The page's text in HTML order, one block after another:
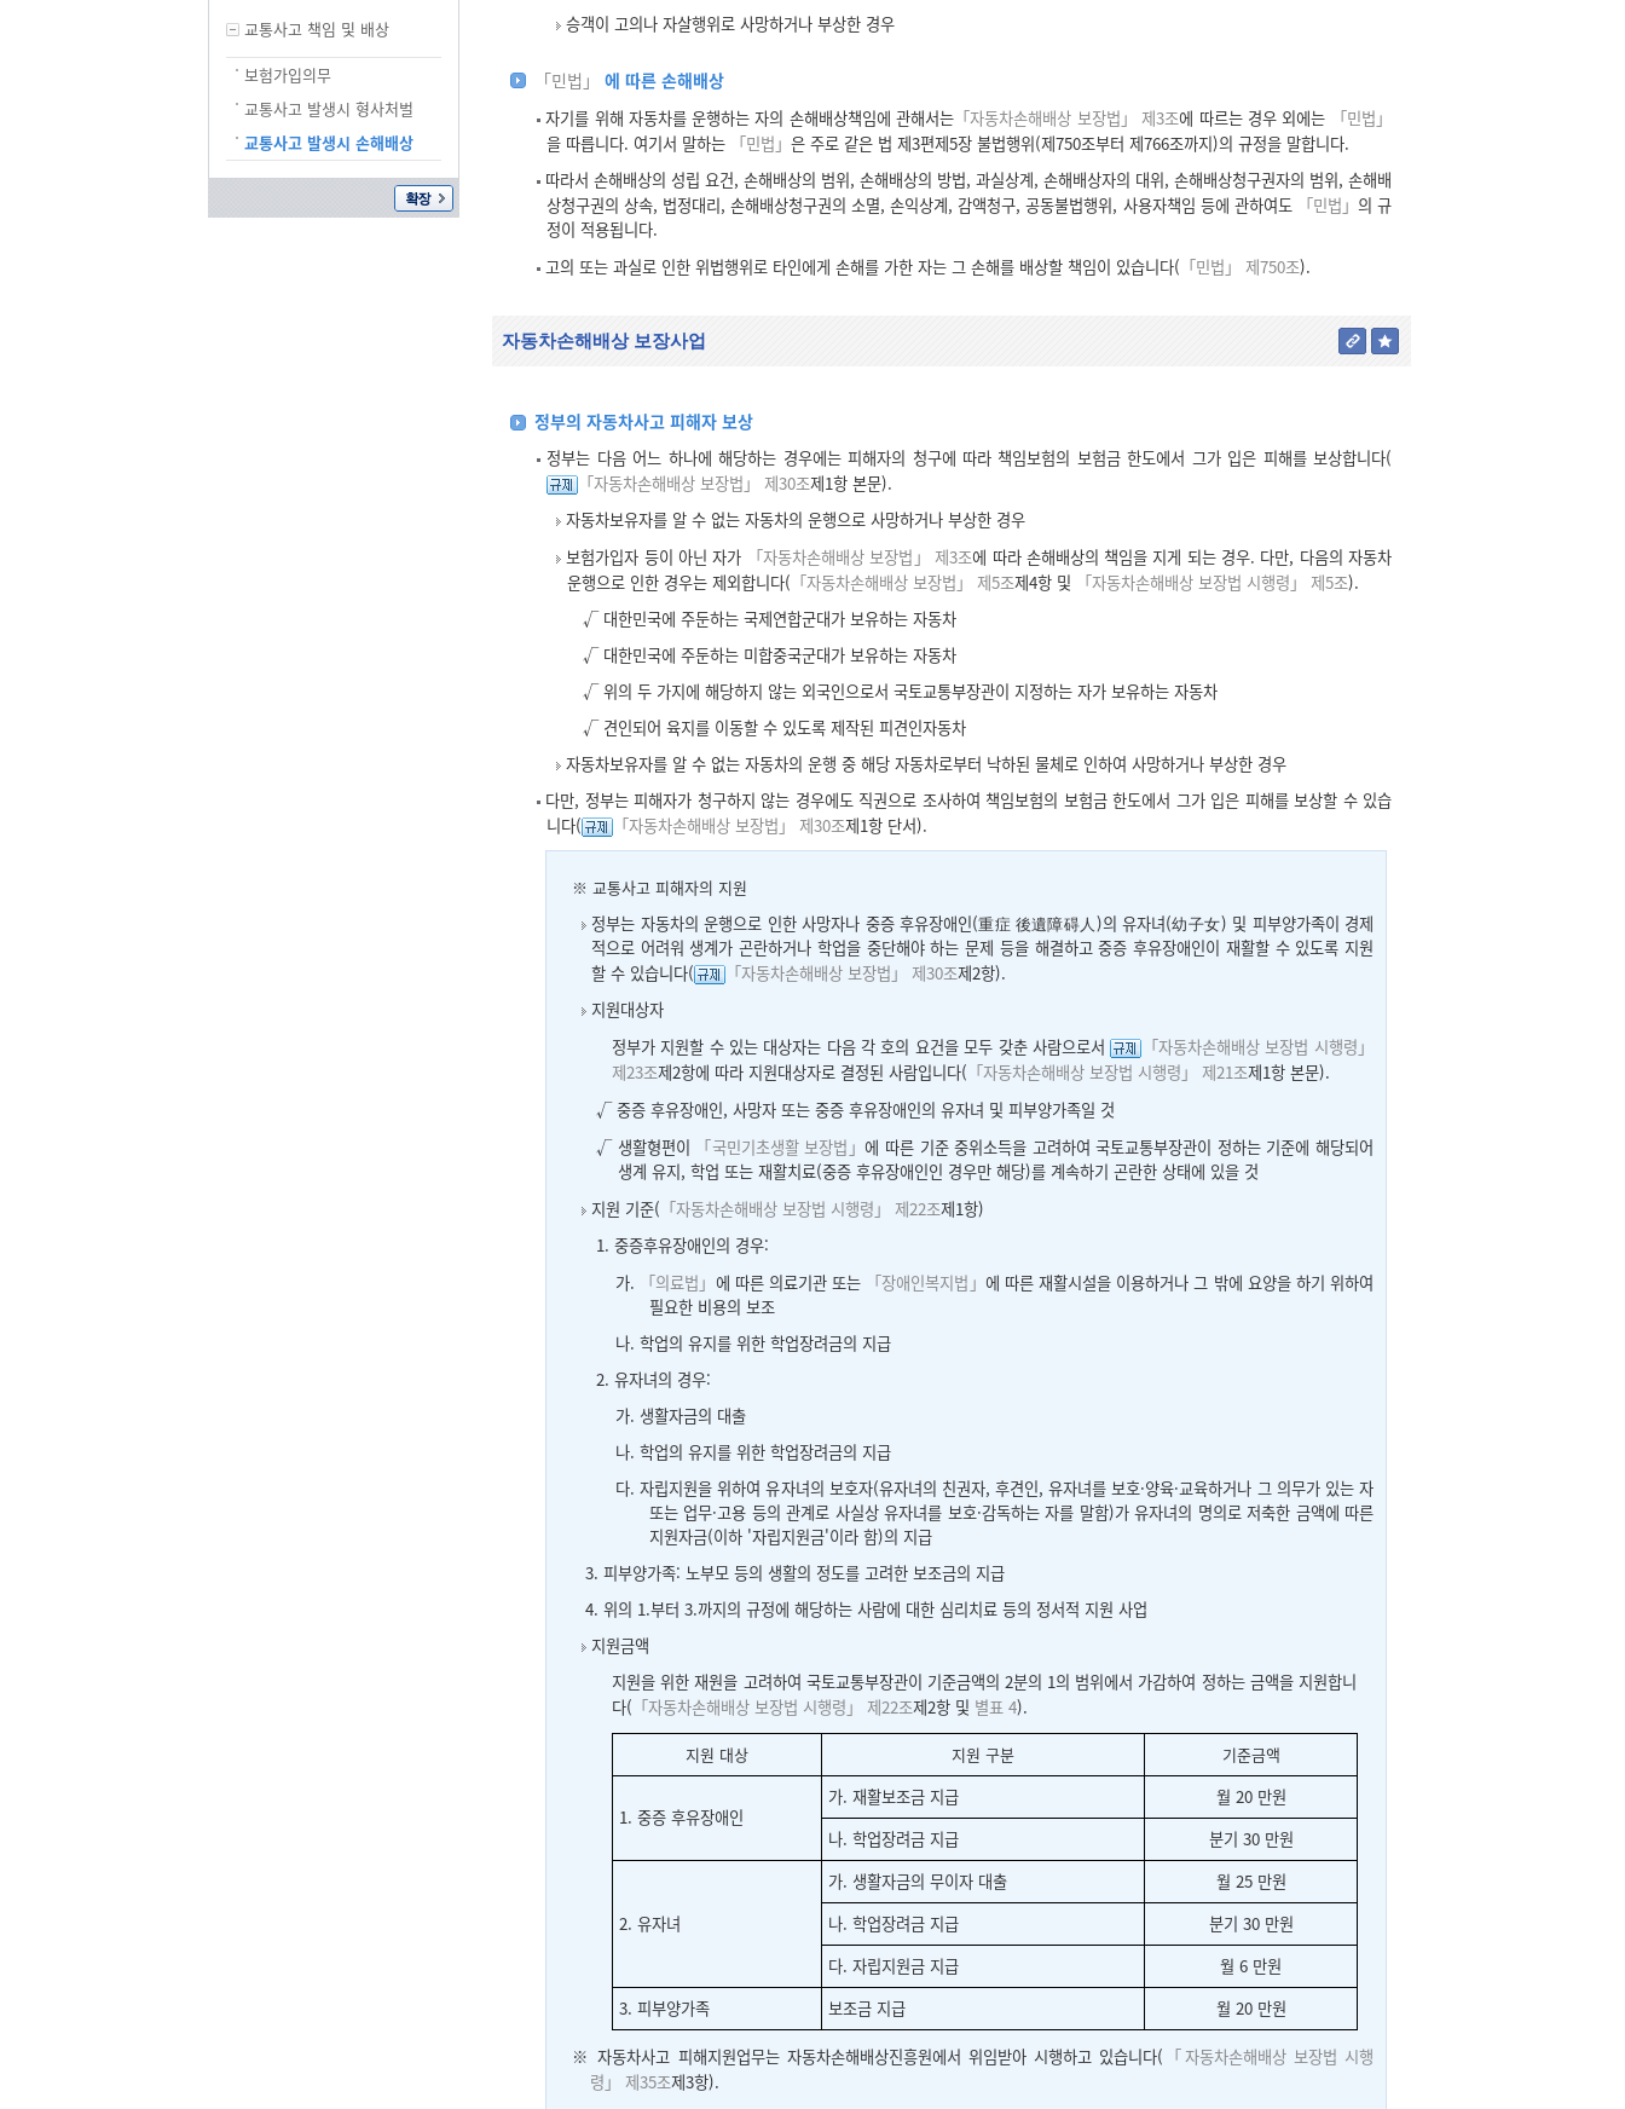
교통사고 책임 및 배상
보험가입의무
교통사고 발생시 형사처벌
교통사고 발생시 손해배상
승객이 고의나 자살행위로 사망하거나 부상한 경우
「민법」 에 따른 손해배상
자기를 위해 자동차를 운행하는 자의 손해배상책임에 관해서는「자동차손해배상 보장법」 제3조에 따르는 경우 외에는
「민법」
을 따릅니다. 여기서 말하는
「민법」 은 주로 같은 법 제3편제5장 불법행위(제750조부터 제766조까지)의 규정을 말합니다.
따라서 손해배상의 성립 요건, 손해배상의 범위, 손해배상의 방법, 과실상계, 손해배상자의 대위, 손해배상청구권자의 범위, 손해배
상청구권의 상속, 법정대리, 손해배상청구권의 소멸, 손익상계, 감액청구, 공동불법행위, 사용자책임 등에 관하여도
「민법」 의 규
정이 적용됩니다.
고의 또는 과실로 인한 위법행위로 타인에게 손해를 가한 자는 그 손해를 배상할 책임이 있습니다( 「민법」 제750조).
자동차손해배상 보장사업
정부의 자동차사고 피해자 보상
정부는 다음 어느 하나에 해당하는 경우에는 피해자의 청구에 따라 책임보험의 보험금 한도에서 그가 입은 피해를 보상합니다(
「자동차손해배상 보장법」 제30조제1항 본문).
자동차보유자를 알 수 없는 자동차의 운행으로 사망하거나 부상한 경우
보험가입자 등이 아닌 자가
「자동차손해배상 보장법」 제3조에 따라 손해배상의 책임을 지게 되는 경우. 다만, 다음의 자동차
운행으로 인한 경우는 제외합니다( 「자동차손해배상 보장법」 제5조제4항 및 「자동차손해배상 보장법 시행령」 제5조).
√ 대한민국에 주둔하는 국제연합군대가 보유하는 자동차
√ 대한민국에 주둔하는 미합중국군대가 보유하는 자동차
√ 위의 두 가지에 해당하지 않는 외국인으로서 국토교통부장관이 지정하는 자가 보유하는 자동차
√ 견인되어 육지를 이동할 수 있도록 제작된 피견인자동차
자동차보유자를 알 수 없는 자동차의 운행 중 해당 자동차로부터 낙하된 물체로 인하여 사망하거나 부상한 경우
다만, 정부는 피해자가 청구하지 않는 경우에도 직권으로 조사하여 책임보험의 보험금 한도에서 그가 입은 피해를 보상할 수 있습
니다(
「자동차손해배상 보장법」 제30조제1항 단서).
※ 교통사고 피해자의 지원
정부는 자동차의 운행으로 인한 사망자나 중증 후유장애인(重症 後遺障碍人)의 유자녀(幼子女) 및 피부양가족이 경제
적으로 어려워 생계가 곤란하거나 학업을 중단해야 하는 문제 등을 해결하고 중증 후유장애인이 재활할 수 있도록 지원
할 수 있습니다(
「자동차손해배상 보장법」 제30조제2항).
지원대상자
정부가 지원할 수 있는 대상자는 다음 각 호의 요건을 모두 갖춘 사람으로서
「자동차손해배상 보장법 시행령」
제23조제2항에 따라 지원대상자로 결정된 사람입니다( 「자동차손해배상 보장법 시행령」 제21조제1항 본문).
√ 중증 후유장애인, 사망자 또는 중증 후유장애인의 유자녀 및 피부양가족일 것
√ 생활형편이
「국민기초생활 보장법」에 따른 기준 중위소득을 고려하여 국토교통부장관이 정하는 기준에 해당되어
생계 유지, 학업 또는 재활치료(중증 후유장애인인 경우만 해당)를 계속하기 곤란한 상태에 있을 것
지원 기준( 「자동차손해배상 보장법 시행령」 제22조제1항)
1. 중증후유장애인의 경우:
가.
「의료법」 에 따른 의료기관 또는 「장애인복지법」 에 따른 재활시설을 이용하거나 그 밖에 요양을 하기 위하여
필요한 비용의 보조
나. 학업의 유지를 위한 학업장려금의 지급
2. 유자녀의 경우:
가. 생활자금의 대출
나. 학업의 유지를 위한 학업장려금의 지급
다. 자립지원을 위하여 유자녀의 보호자(유자녀의 친권자, 후견인, 유자녀를 보호·양육·교육하거나 그 의무가 있는 자
또는 업무·고용 등의 관계로 사실상 유자녀를 보호·감독하는 자를 말함)가 유자녀의 명의로 저축한 금액에 따른
지원자금(이하 '자립지원금'이라 함)의 지급
3. 피부양가족: 노부모 등의 생활의 정도를 고려한 보조금의 지급
4. 위의 1.부터 3.까지의 규정에 해당하는 사람에 대한 심리치료 등의 정서적 지원 사업
지원금액
지원을 위한 재원을 고려하여 국토교통부장관이 기준금액의 2분의 1의 범위에서 가감하여 정하는 금액을 지원합니
다( 「자동차손해배상 보장법 시행령」 제22조제2항 및 별표 4).
지원 대상 지원 구분 기준금액
1. 중증 후유장애인
가. 재활보조금 지급
월 20 만원
나. 학업장려금 지급
분기 30 만원
2. 유자녀
가. 생활자금의 무이자 대출
월 25 만원
나. 학업장려금 지급
분기 30 만원
다. 자립지원금 지급
월 6 만원
3. 피부양가족
보조금 지급 월 20 만원
※ 자동차사고 피해지원업무는 자동차손해배상진흥원에서 위임받아 시행하고 있습니다( 「자동차손해배상 보장법 시행
령」 제35조제3항).